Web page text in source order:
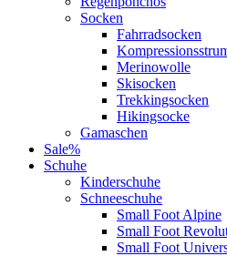
Socken
Fahrradsocken
Merinowolle
Skisocken
Trekkingsocken
Hikingsocke
Gamaschen
Sale%
Schuhe
Kinderschuhe
Schneeschuhe
Small Foot Alpine
Small Foot
Small Foot